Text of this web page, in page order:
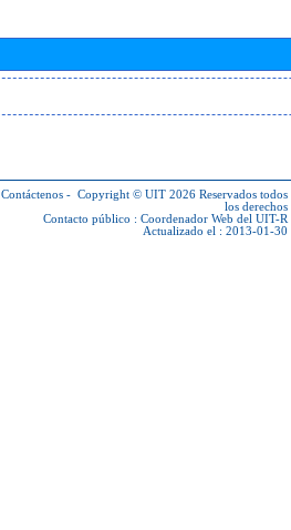
Contáctenos - Copyright © UIT 2026 Reservados todos
los derechos
Contacto público : Coordenador Web del UIT-R
Actualizado el : 2013-01-30